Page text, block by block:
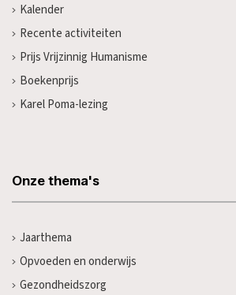
Kalender
Recente activiteiten
Prijs Vrijzinnig Humanisme
Boekenprijs
Karel Poma-lezing
Onze thema's
Jaarthema
Opvoeden en onderwijs
Gezondheidszorg